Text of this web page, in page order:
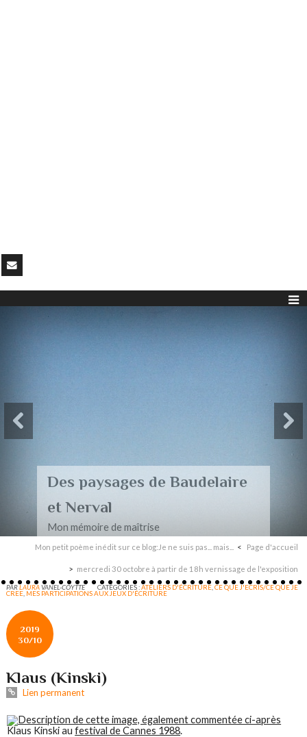
Des paysages de Baudelaire
et Nerval
Mon mémoire de maîtrise
Mon petit poème inédit sur ce blog:Je ne suis pas... mais... Page d'accueil
mercredi 30 octobre à partir de 18h vernissage de l'exposition
PARLAURAVANEL-COYTTE CATÉGORIES :ATELIERS D'ÉCRITURE ,CE QUE J'ECRIS/CE QUE JE
CREE MES PARTICIPATIONS AUX JEUX D'ÉCRITURE
2019
30/10
Klaus (Kinski)
Lien permanent
Klaus Kinski aufestival de Cannes 1988.